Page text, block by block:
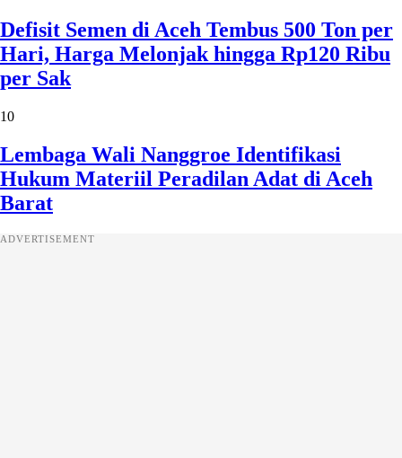
Defisit Semen di Aceh Tembus 500 Ton per
Hari, Harga Melonjak hingga Rp120 Ribu
per Sak
10
Lembaga Wali Nanggroe Identifikasi
Hukum Materiil Peradilan Adat di Aceh
Barat
ADVERTISEMENT